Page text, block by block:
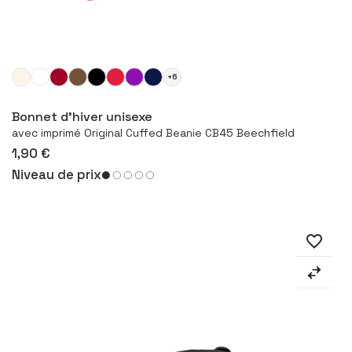
Configurer le produit
+6
Bonnet d'hiver unisexe
avec imprimé Original Cuffed Beanie CB45 Beechfield
1,90 €
Niveau de prix
favorite_border